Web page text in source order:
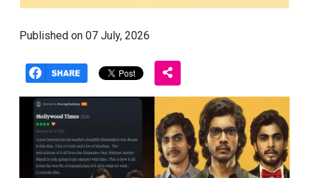
Published on 07 July, 2026